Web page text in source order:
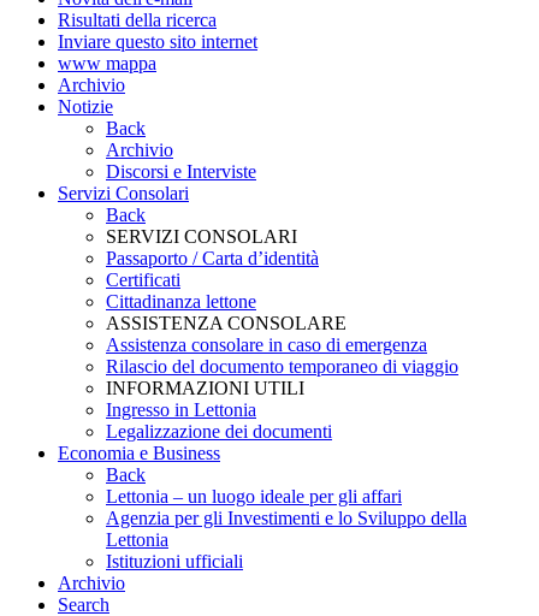
Risultati della ricerca
Inviare questo sito internet
www mappa
Archivio
Notizie
Back
Archivio
Discorsi e Interviste
Servizi Consolari
Back
SERVIZI CONSOLARI
Passaporto / Carta d’identità
Certificati
Cittadinanza lettone
ASSISTENZA CONSOLARE
Assistenza consolare in caso di emergenza
Rilascio del documento temporaneo di viaggio
INFORMAZIONI UTILI
Ingresso in Lettonia
Legalizzazione dei documenti
Economia e Business
Back
Lettonia – un luogo ideale per gli affari
Agenzia per gli Investimenti e lo Sviluppo della
Lettonia
Istituzioni ufficiali
Archivio
Search